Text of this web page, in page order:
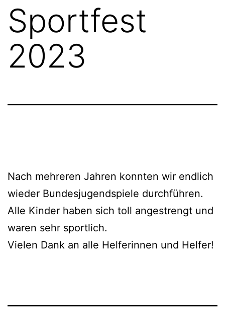
Sportfest
2023
Nach mehreren Jahren konnten wir endlich
wieder Bundesjugendspiele durchführen.
Alle Kinder haben sich toll angestrengt und
waren sehr sportlich.
Vielen Dank an alle Helferinnen und Helfer!